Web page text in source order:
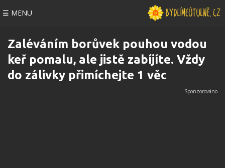
☰ MENU
Zaléváním borůvek pouhou vodou
keř pomalu, ale jistě zabíjíte. Vždy
do zálivky přimíchejte 1 věc